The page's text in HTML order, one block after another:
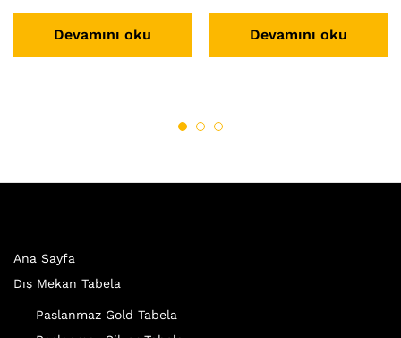
Devamını oku Devamını oku
Ana Sayfa
Dış Mekan Tabela
Paslanmaz Gold Tabela